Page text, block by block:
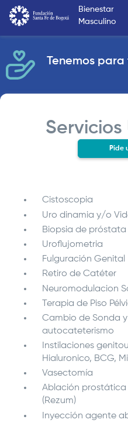
Pasar
contenido
principal
Bienestar
Masculino
Tenemos para
Servicios
Pide
Cistoscopia
Uro dinamia y/o
Biopsia de próstata
Uroflujometria
Fulguración Genital
Retiro de Catéter
Neuromodulacion
Terapia de Piso
Cambio de Sonda
autocateterismo
Instilaciones
Hialuronico, BCG,
Vasectomía
Ablación
(Rezum)
Inyección agente